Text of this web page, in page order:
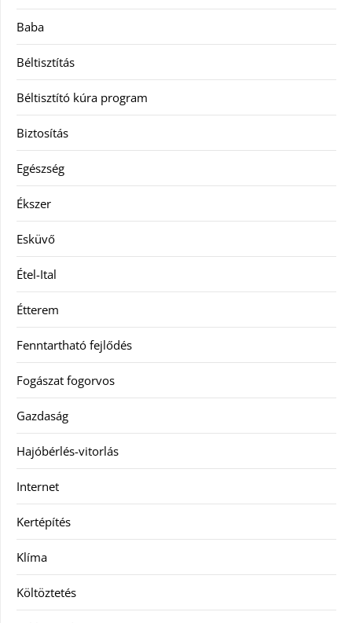
Baba
Béltisztítás
Béltisztító kúra program
Biztosítás
Egészség
Ékszer
Esküvő
Étel-Ital
Étterem
Fenntartható fejlődés
Fogászat fogorvos
Gazdaság
Hajóbérlés-vitorlás
Internet
Kertépítés
Klíma
Költöztetés